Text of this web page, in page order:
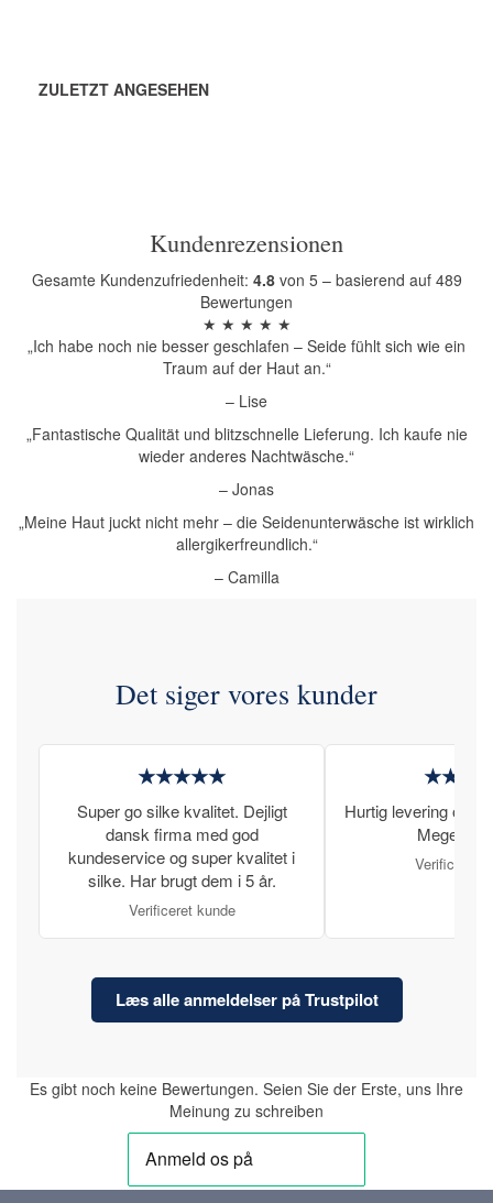
ZULETZT ANGESEHEN
Kundenrezensionen
Gesamte Kundenzufriedenheit: 4.8von 5 – basierend auf 489
Bewertungen
★ ★ ★ ★ ★
„Ich habe noch nie besser geschlafen – Seide fühlt sich wie ein
Traum auf der Haut an.“
– Lise
„Fantastische Qualität und blitzschnelle Lieferung. Ich kaufe nie
wieder anderes Nachtwäsche.“
– Jonas
„Meine Haut juckt nicht mehr – die Seidenunterwäsche ist wirklich
allergikerfreundlich.“
– Camilla
Det siger vores kunder
★★★★★
Super go silke kvalitet. Dejligt
dansk firma med god
kundeservice og super kvalitet i
silke. Har brugt dem i 5 år.
Verificeret kunde
Hurtig levering og
Meget
Verificeret
Læs alle anmeldelser på Trustpilot
Es gibt noch keine Bewertungen. Seien Sie der Erste, uns Ihre
Meinung zu schreiben